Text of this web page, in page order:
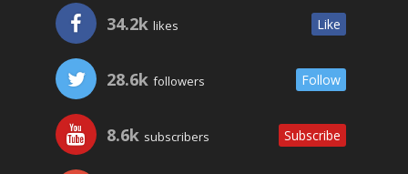
34.2k likes Like
28.6k followers Follow
8.6k subscribers Subscribe